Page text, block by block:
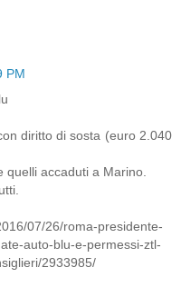
PM
diritto di sosta (euro 2.040
accaduti a Marino.
07/26/roma-presidente-
auto-blu-e-permessi-ztl-
2933985/